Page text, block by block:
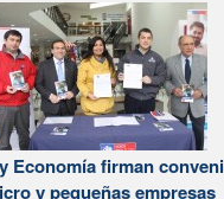
Economía firman
y pequeñas empresas